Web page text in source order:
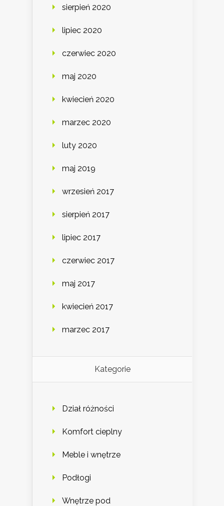
sierpień 2020
lipiec 2020
czerwiec 2020
maj 2020
kwiecień 2020
marzec 2020
luty 2020
maj 2019
wrzesień 2017
sierpień 2017
lipiec 2017
czerwiec 2017
maj 2017
kwiecień 2017
marzec 2017
Kategorie
Dział różności
Komfort cieplny
Meble i wnętrze
Podłogi
Wnętrze pod